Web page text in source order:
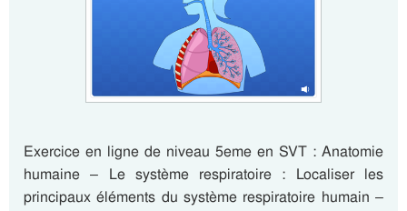
Exercice en ligne de niveau 5eme en SVT : Anatomie
humaine – Le système respiratoire : Localiser les
principaux éléments du système respiratoire humain –